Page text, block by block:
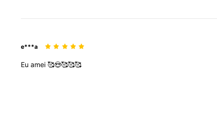
e***a
Eu amei 🥰😍🥰🥰🥰